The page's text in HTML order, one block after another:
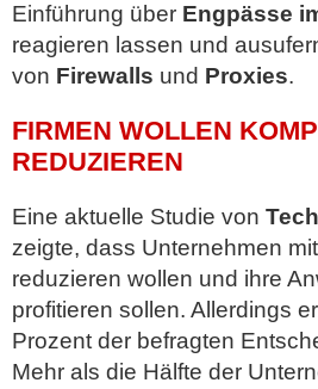
Einführung über Engpässe
reagieren lassen und
von Firewalls und Proxies.
FIRMEN WOLLEN
REDUZIEREN
Eine aktuelle Studie von
zeigte, dass Unternehmen
reduzieren wollen und ihre
profitieren sollen. Allerdings
Prozent der befragten
Mehr als die Hälfte der